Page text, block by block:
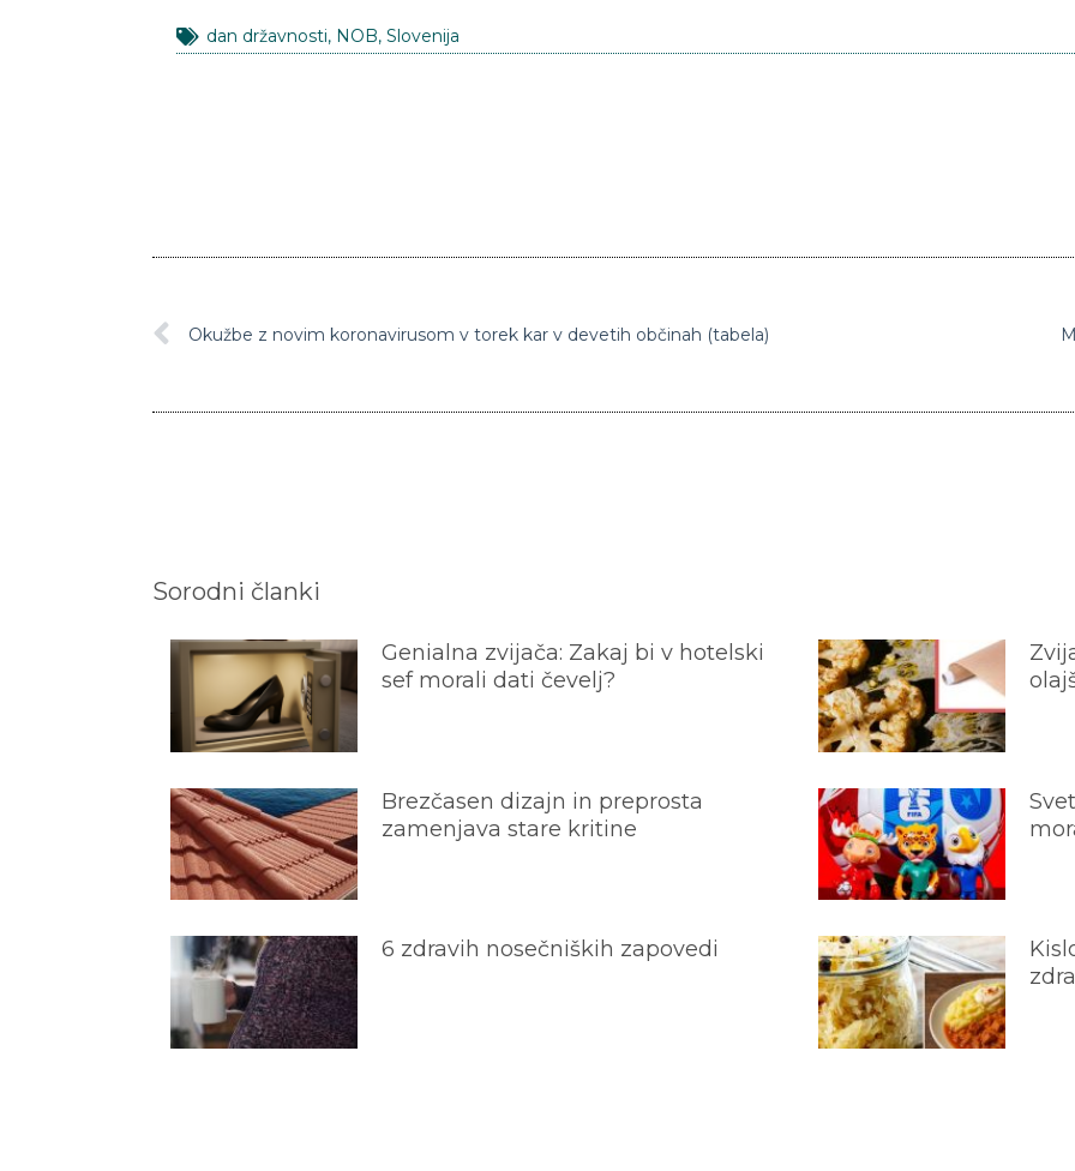
dan državnosti, NOB, Slovenija
Okužbe z novim koronavirusom v torek kar v devetih občinah (tabela)
Sorodni članki
Genialna zvijača: Zakaj bi v hotelski
sef morali dati čevelj?
Brezčasen dizajn in preprosta
zamenjava stare kritine
6 zdravih nosečniških zapovedi